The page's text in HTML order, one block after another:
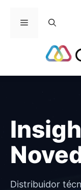
Menú
Distribuidor